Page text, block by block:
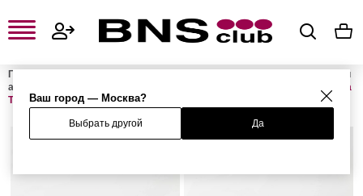
Ваш город — Москва?
Выбрать другой Да
Главная
Женские сумки и
аксессуары
Сумка
TYLDE CALF